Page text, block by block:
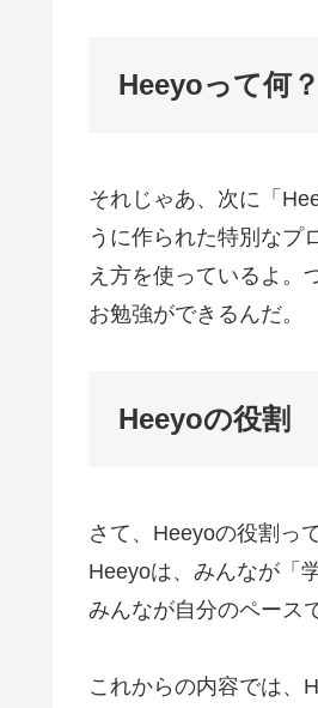
Heeyoって何？
それじゃあ、次に「
うに作られた特別なプ
え方を使っているよ。
お勉強ができるんだ。
Heeyoの役割
さて、Heeyoの役割っ
Heeyoは、みんなが「
みんなが自分のペース
これからの内容では、